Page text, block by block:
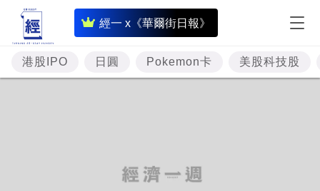
經一 x《華爾街日報》
即
時
財
經
港股IPO 日圓 Pokemon卡 美股科技股